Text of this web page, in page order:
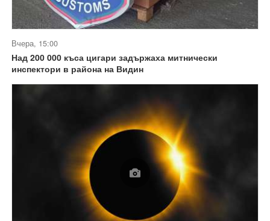
Вчера, 15:00
Над 200 000 къса цигари задържаха митнически
инспектори в района на Видин